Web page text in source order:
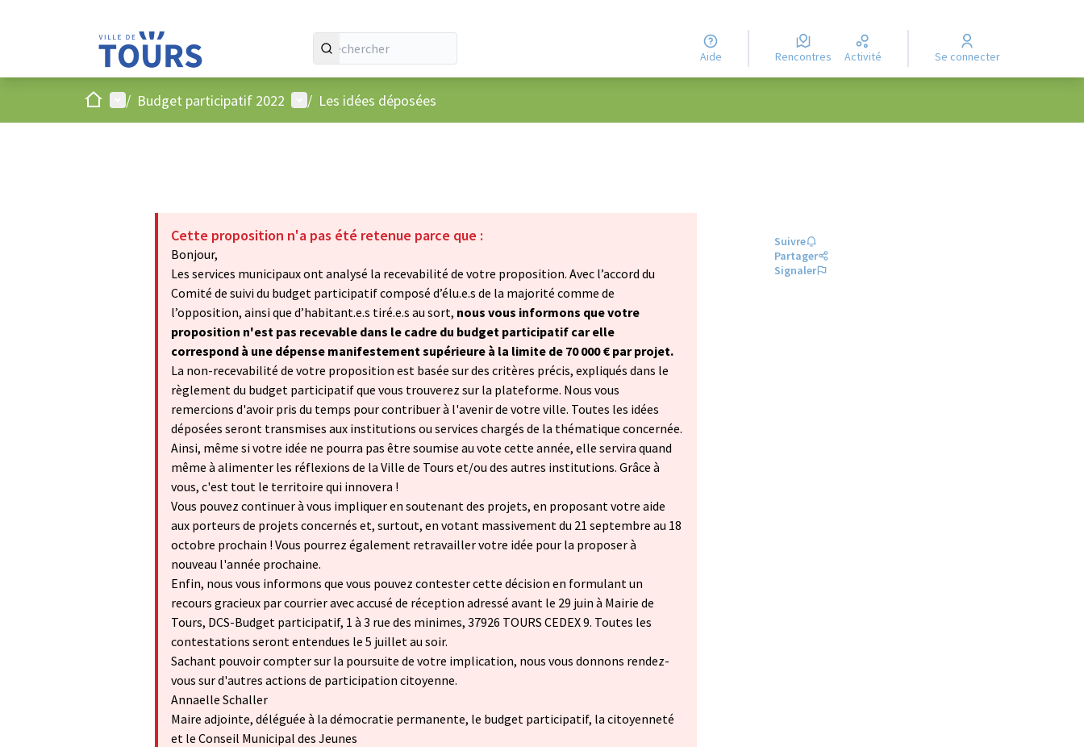
Aide Rencontres Activité Se connecter
AccueilMenu principal
/ Budget participatif 2022 Menu utilisateur
/ Les idées déposées
Cette proposition n'a pas été retenue parce que :
Bonjour,
Les services municipaux ont analysé la recevabilité de votre proposition. Avec l’accord du
Comité de suivi du budget participatif composé d’élu.e.s de la majorité comme de
l’opposition, ainsi que d’habitant.e.s tiré.e.s au sort, nous vous informons que votre
proposition n'est pas recevable dans le cadre du budget participatif car elle
correspond à une dépense manifestement supérieure à la limite de 70 000 € par projet.
La non-recevabilité de votre proposition est basée sur des critères précis, expliqués dans le
règlement du budget participatif que vous trouverez sur la plateforme. Nous vous
remercions d'avoir pris du temps pour contribuer à l'avenir de votre ville. Toutes les idées
déposées seront transmises aux institutions ou services chargés de la thématique concernée.
Ainsi, même si votre idée ne pourra pas être soumise au vote cette année, elle servira quand
même à alimenter les réflexions de la Ville de Tours et/ou des autres institutions. Grâce à
vous, c'est tout le territoire qui innovera !
Vous pouvez continuer à vous impliquer en soutenant des projets, en proposant votre aide
aux porteurs de projets concernés et, surtout, en votant massivement du 21 septembre au 18
octobre prochain ! Vous pourrez également retravailler votre idée pour la proposer à
nouveau l'année prochaine.
Enfin, nous vous informons que vous pouvez contester cette décision en formulant un
recours gracieux par courrier avec accusé de réception adressé avant le 29 juin à Mairie de
Tours, DCS-Budget participatif, 1 à 3 rue des minimes, 37926 TOURS CEDEX 9. Toutes les
contestations seront entendues le 5 juillet au soir.
Sachant pouvoir compter sur la poursuite de votre implication, nous vous donnons rendez-
vous sur d'autres actions de participation citoyenne.
Annaelle Schaller
Maire adjointe, déléguée à la démocratie permanente, le budget participatif, la citoyenneté
et le Conseil Municipal des Jeunes
Suivre
Partager
Signaler